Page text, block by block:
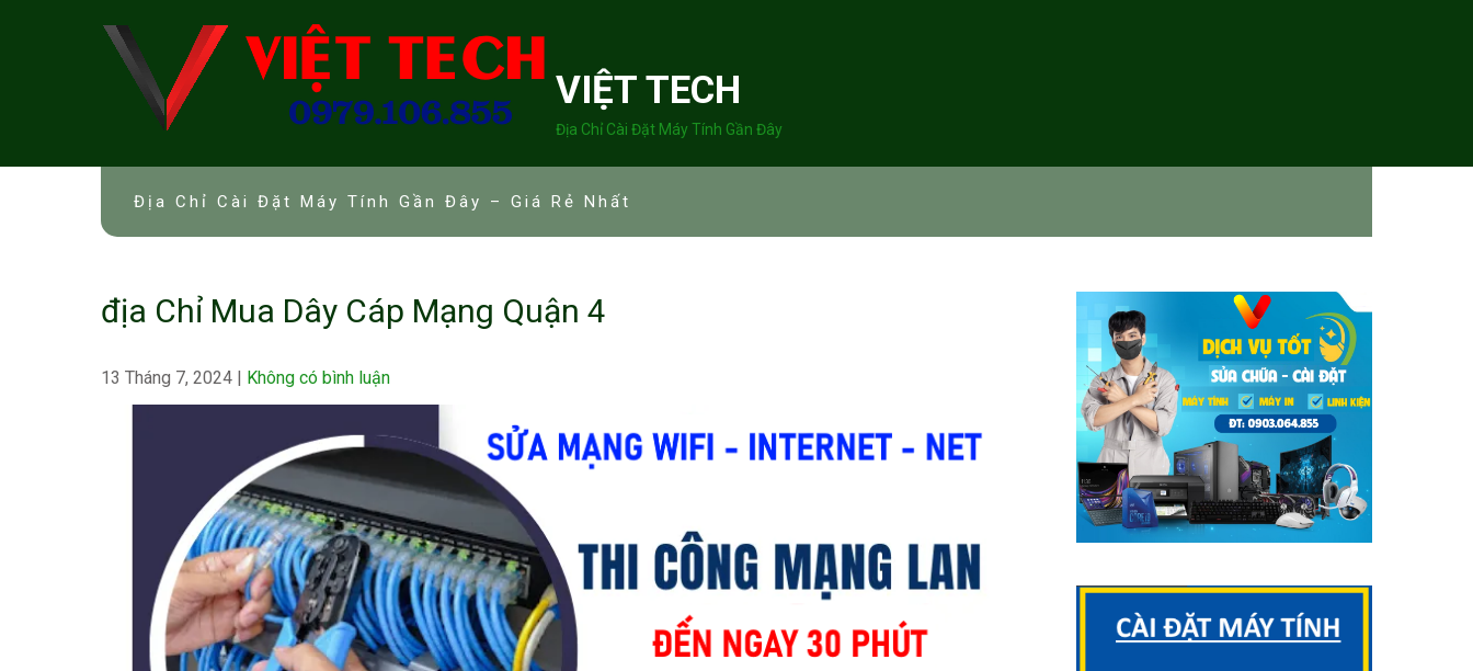
VIỆT TECH
Địa Chỉ Cài Đặt Máy Tính Gần Đây
Địa Chỉ Cài Đặt Máy Tính Gần Đây – Giá Rẻ Nhất
địa Chỉ Mua Dây Cáp Mạng Quận 4
13 Tháng 7, 2024 | Không có bình luận